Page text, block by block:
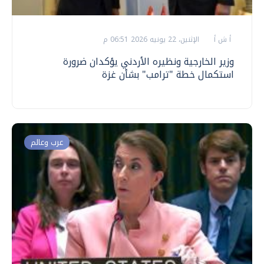
أ ش أ الإثنين، 22 يونيه 2026 06:51 م
وزير الخارجية ونظيره الأردني يؤكدان ضرورة
استكمال خطة "ترامب" بشأن غزة
عرب وعالم